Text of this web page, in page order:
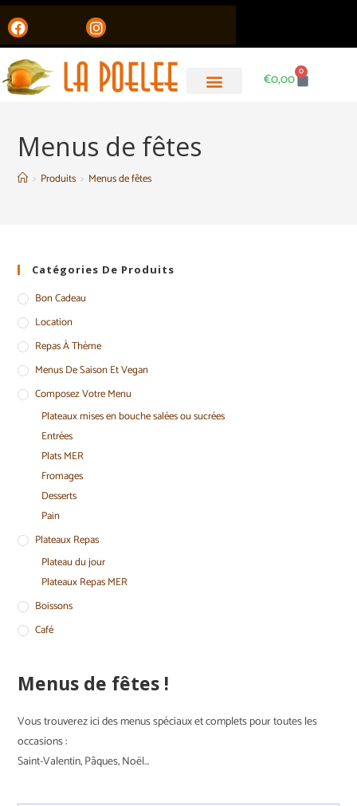
€0,00 0
Menus de fêtes
> Produits > Menus de fêtes
Catégories De Produits
Bon Cadeau
Location
Repas À Thème
Menus De Saison Et Vegan
Composez Votre Menu
Plateaux mises en bouche salées ou sucrées
Entrées
Plats MER
Fromages
Desserts
Pain
Plateaux Repas
Plateau du jour
Plateaux Repas MER
Boissons
Café
Menus de fêtes !
Vous trouverez ici des menus spéciaux et complets pour toutes les
occasions :
Saint-Valentin, Pâques, Noël…